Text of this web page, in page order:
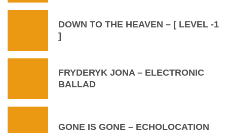
DOWN TO THE HEAVEN – [ LEVEL -1
]
FRYDERYK JONA – ELECTRONIC
BALLAD
GONE IS GONE – ECHOLOCATION